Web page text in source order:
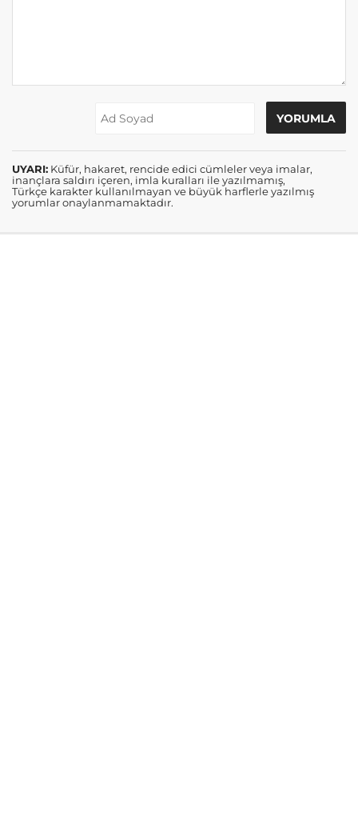
UYARI: Küfür, hakaret, rencide edici cümleler veya imalar,
inançlara saldırı içeren, imla kuralları ile yazılmamış,
Türkçe karakter kullanılmayan ve büyük harflerle yazılmış
yorumlar onaylanmamaktadır.